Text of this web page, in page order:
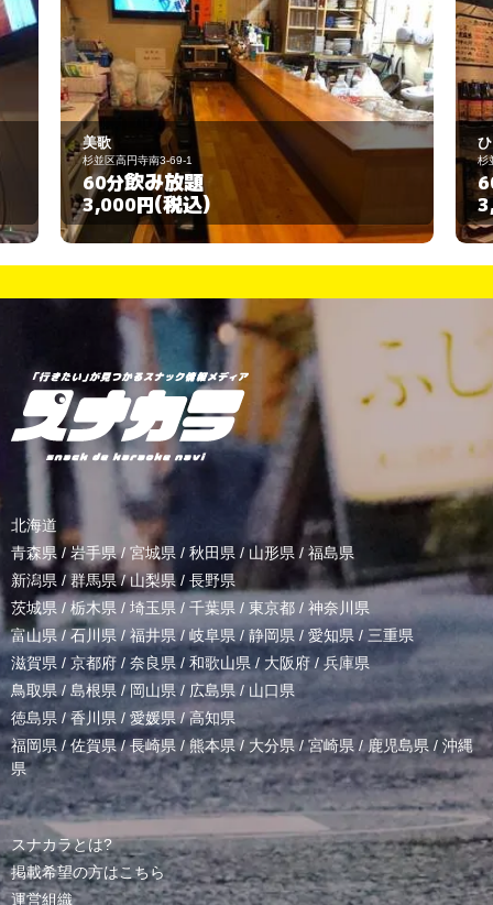
ひまわり
杉並区高円寺北3-1-17
60分飲み放題
3,000円(税込)
北海道
青森県 / 岩手県/ 宮城県 / 秋田県 / 山形県/ 福島県
新潟県 /群馬県/山梨県 / 長野県
茨城県 / 栃木県 / 埼玉県 / 千葉県 / 東京都 / 神奈川県
富山県 /石川県/福井県/岐阜県 / 静岡県 / 愛知県 / 三重県
滋賀県 / 京都府 / 奈良県 / 和歌山県/ 大阪府 /兵庫県
鳥取県/ 島根県 /岡山県/ 広島県 / 山口県
徳島県 /香川県 / 愛媛県/高知県
福岡県/佐賀県/長崎県 /熊本県/ 大分県/宮崎県 /鹿児島県 / 沖縄
県
スナカラとは?
掲載希望の方はこちら
運営組織